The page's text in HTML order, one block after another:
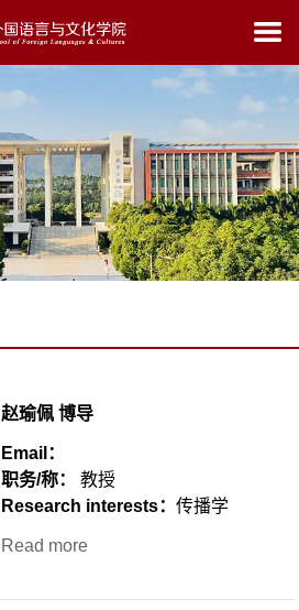
赵瑜佩 博导
Email：
职务/称：
教授
Research interests：传播学
Read more